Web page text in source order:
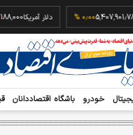
بورس5,407,901.78 دلار آمریکا
خودرو باشگاه اقتصاددانان